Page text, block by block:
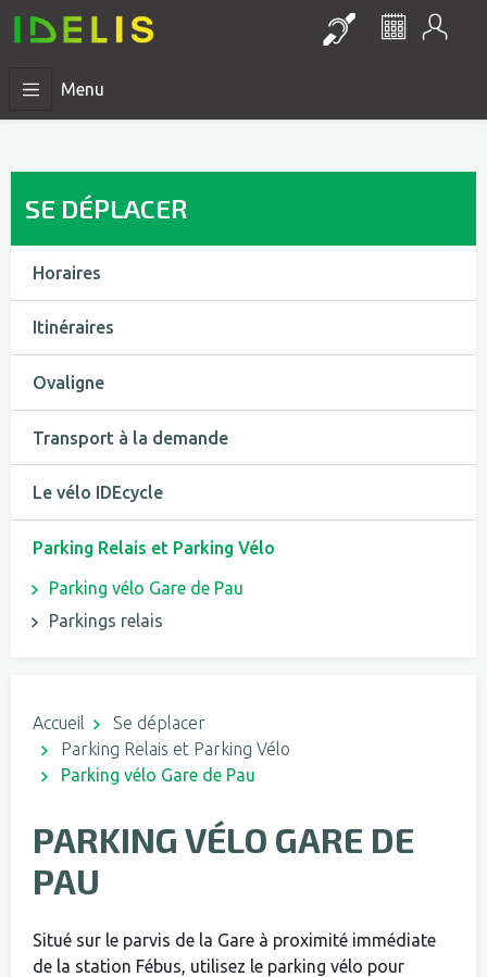
Lien vers la
Le
Menu
SE DÉPLACER
Horaires
Itinéraires
Ovaligne
Transport à la demande
Le vélo IDEcycle
Parking Relais et Parking Vélo
Parking vélo Gare de Pau
Parkings relais
Accueil
Se déplacer
Parking Relais et Parking Vélo
Parking vélo Gare de Pau
PARKING VÉLO GARE DE
PAU
Situé sur le parvis de la Gare à proximité immédiate
de la station Fébus, utilisez le parking vélo pour